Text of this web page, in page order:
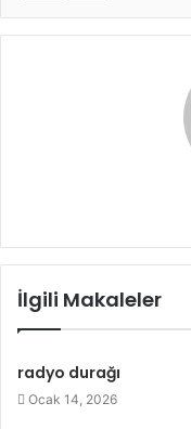
İlgili Makaleler
radyo durağı
Ocak 14, 2026